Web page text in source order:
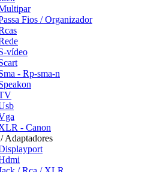
Fios / Organizador
vídeo
- Rp-sma-n
- Canon
Adaptadores